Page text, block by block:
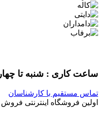
ساعت کاری : شنبه تا چهارشنبه 8:00
تماس مستقیم با کارشناسان
اولین فروشگاه اینترنتی